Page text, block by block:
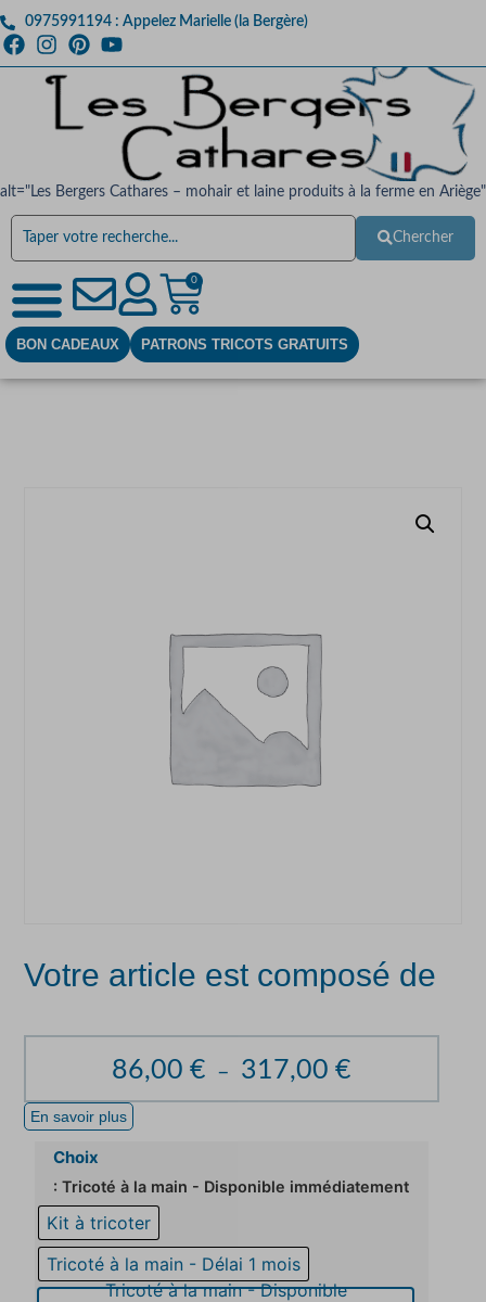
0975991194 : Appelez Marielle (la Bergère)
alt="Les Bergers Cathares – mohair et laine produits à la ferme en Ariège"
Chercher
0
BON CADEAUX PATRONS TRICOTS GRATUITS
Votre article est composé de
86,00€ – 317,00€
En savoir plus
Choix
: Tricoté à la main - Disponible immédiatement
Kit à tricoter
Tricoté à la main - Délai 1 mois
Tricoté à la main - Disponible